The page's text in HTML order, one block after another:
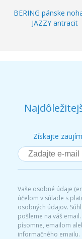
BERING pánske
JAZZY antracit
Získajte
Vaše osobné údaje
účelom v súlade s
osobných údajov.
pošleme na váš
písomne, emailom
informačného emailu.